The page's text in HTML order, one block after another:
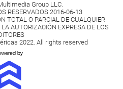
Group LLC.
RESERVADOS 2016-06-13
TOTAL O PARCIAL DE CUALQUIER
AUTORIZACIÓN EXPRESA DE LOS
2022. All rights reserved